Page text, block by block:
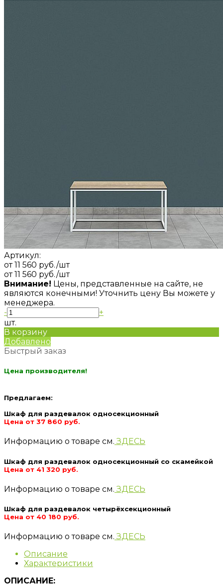
Артикул:
от 11 560 руб./шт
от 11 560 руб./шт
Внимание! Цены, представленные на сайте, не
являются конечными! Уточнить цену Вы можете у
менеджера.
-
+
шт.
В корзину
Добавлено
Быстрый заказ
Цена производителя!
Предлагаем:
Шкаф для раздевалок односекционный
Цена от 37 860 руб.
Информацию о товаре см. ЗДЕСЬ
Шкаф для раздевалок односекционный со скамейкой
Цена от 41 320 руб.
Информацию о товаре см. ЗДЕСЬ
Шкаф для раздевалок четырёхсекционный
Цена от 40 180 руб.
Информацию о товаре см. ЗДЕСЬ
Описание
Характеристики
ОПИСАНИЕ: